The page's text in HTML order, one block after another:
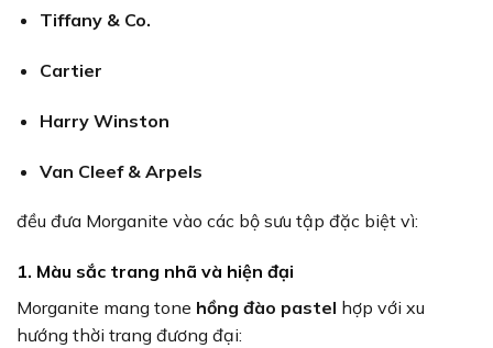
Tiffany & Co.
Cartier
Harry Winston
Van Cleef & Arpels
đều đưa Morganite vào các bộ sưu tập đặc biệt vì:
1. Màu sắc trang nhã và hiện đại
Morganite mang tone hồng đào pastel hợp với xu
hướng thời trang đương đại: